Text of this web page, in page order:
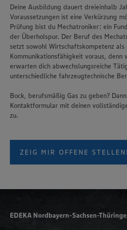
Deine Ausbildung dauert dreieinhalb
Voraussetzungen ist eine Verkürzung
Prüfung bist du Mechatroniker: ein
der Überholspur. Der Beruf des
setzt sowohl Wirtschaftskompetenz als
Kommunikationsfähigkeit voraus, denn
erwarten dich abwechslungsreiche
unterschiedliche fahrzeugtechnische
Bock, berufsmäßig Gas zu geben?
Kontaktformular mit deinen
zu.
ZEIG MIR OFFENE STELLEN!
EDEKA Nordbayern-Sachsen-